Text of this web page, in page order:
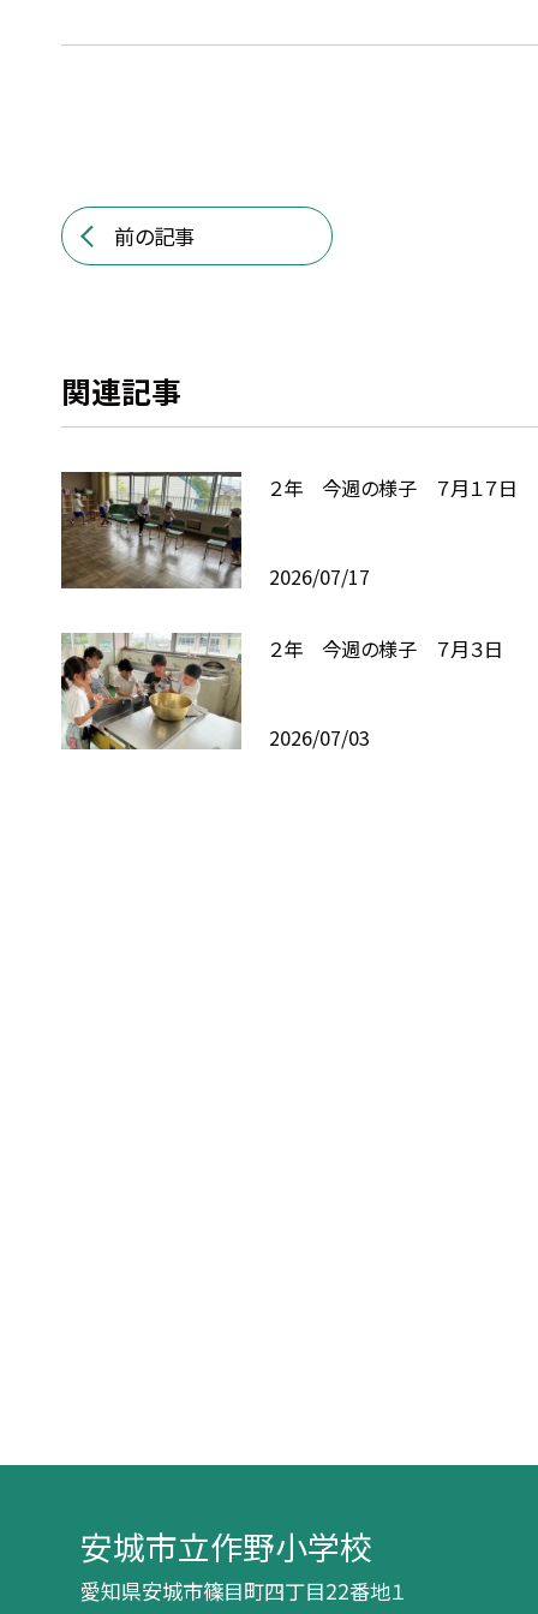
前の記事
関連記事
２年 今週の様子 ７月１７日
2026/07/17
２年 今週の様子 ７月３日
2026/07/03
安城市立作野小学校
愛知県安城市篠目町四丁目22番地１